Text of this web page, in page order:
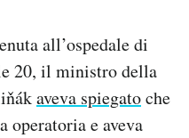
all’ospedale di
20, il ministro della
aveva spiegatoche
e aveva